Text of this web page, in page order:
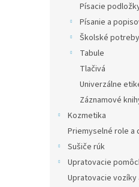
Písacie
Písanie a
Školské potreby
Tabule
Tlačivá
Univerzálne
Záznamové
Kozmetika
Priemyselné role a
Sušiče rúk
Upratovacie
Upratovacie